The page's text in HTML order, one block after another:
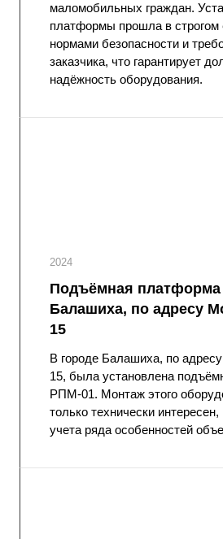
маломобильных граждан.
платформы прошла в строгом
нормами безопасности и
заказчика, что гарантирует
надёжность оборудования.
2024
Подъёмная
Балашиха, по адресу
15
В городе Балашиха, по
15, была установлена
РПМ-01. Монтаж этого
только технически
учета ряда особенностей